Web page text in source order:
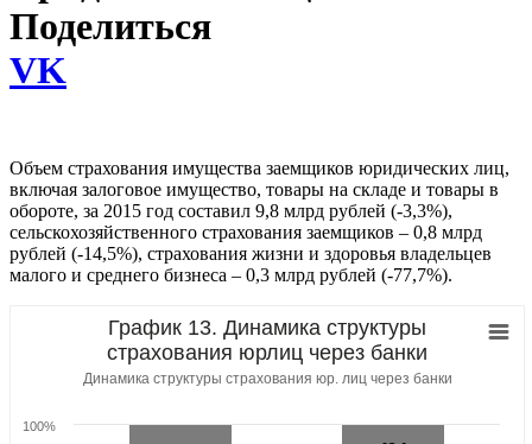
Поделиться
VK
Объем страхования имущества заемщиков юридических лиц,
включая залоговое имущество, товары на складе и товары в
обороте, за 2015 год составил 9,8 млрд рублей (-3,3%),
сельскохозяйственного страхования заемщиков – 0,8 млрд
рублей (-14,5%), страхования жизни и здоровья владельцев
малого и среднего бизнеса – 0,3 млрд рублей (-77,7%).
График 13. Динамика структуры
страхования юрлиц через банки
Динамика структуры страхования юр. лиц через банки
100%